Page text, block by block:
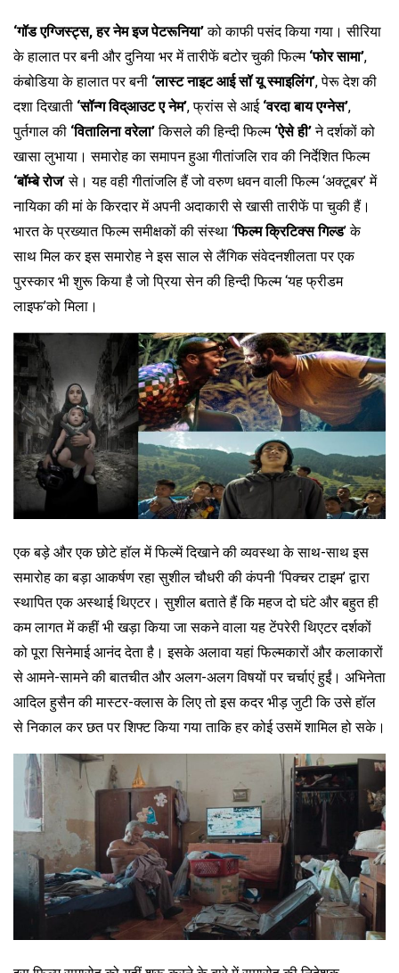
‘गॉड एग्जिस्ट्स, हर नेम इज पेटरूनिया’को काफी पसंद किया गया। सीरिया
के हालात पर बनी और दुनिया भर में तारीफें बटोर चुकी फिल्म ‘फोर सामा’,
कंबोडिया के हालात पर बनी ‘लास्ट नाइट आई सॉ यू स्माइलिंग’, पेरू देश की
दशा दिखाती ‘सॉन्ग विद्आउट ए नेम’, फ्रांस से आई ‘वरदा बाय एग्नेस’,
पुर्तगाल की ‘वितालिना वरेला’किसले की हिन्दी फिल्म ‘ऐसे ही’ने दर्शकों को
खासा लुभाया। समारोह का समापन हुआ गीतांजलि राव की निर्देशित फिल्म
‘बॉम्बे रोज’ से। यह वही गीतांजलि हैं जो वरुण धवन वाली फिल्म ‘अक्टूबर’ में
नायिका की मां के किरदार में अपनी अदाकारी से खासी तारीफें पा चुकी हैं।
भारत के प्रख्यात फिल्म समीक्षकों की संस्था ‘फिल्म क्रिटिक्स गिल्ड’ के
साथ मिल कर इस समारोह ने इस साल से लैंगिक संवेदनशीलता पर एक
पुरस्कार भी शुरू किया है जो प्रिया सेन की हिन्दी फिल्म ‘यह फ्रीडम
लाइफ’को मिला।
एक बड़े और एक छोटे हॉल में फिल्में दिखाने की व्यवस्था के साथ-साथ इस
समारोह का बड़ा आकर्षण रहा सुशील चौधरी की कंपनी ‘पिक्चर टाइम’ द्वारा
स्थापित एक अस्थाई थिएटर। सुशील बताते हैं कि महज दो घंटे और बहुत ही
कम लागत में कहीं भी खड़ा किया जा सकने वाला यह टेंपरेरी थिएटर दर्शकों
को पूरा सिनेमाई आनंद देता है। इसके अलावा यहां फिल्मकारों और कलाकारों
से आमने-सामने की बातचीत और अलग-अलग विषयों पर चर्चाएं हुईं। अभिनेता
आदिल हुसैन की मास्टर-क्लास के लिए तो इस कदर भीड़ जुटी कि उसे हॉल
से निकाल कर छत पर शिफ्ट किया गया ताकि हर कोई उसमें शामिल हो सके।